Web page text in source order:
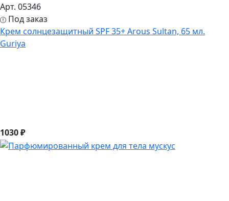
Арт. 05346
Под заказ
Крем солнцезащитный SPF 35+ Arous Sultan, 65 мл.
Guriya
1030 ₽